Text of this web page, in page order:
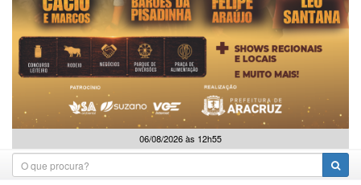
06/08/2026 às 12h55